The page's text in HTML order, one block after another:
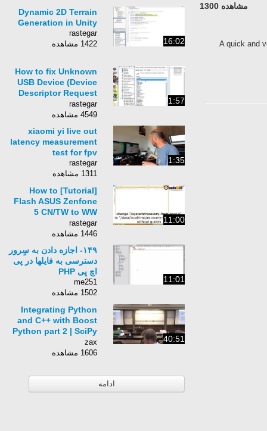
مشاهده 1300
A quick and
16:02
Dynamic 2D Terrain
Generation in Unity
rastegar
1422 مشاهده
1:57
How to fix Unknown
USB Device (Device
Descriptor Request
Failed) - USB device
not recognized
rastegar
4549 مشاهده
1:35
xiaomi yi live out
latency measurement
test for fpv
rastegar
1311 مشاهده
11:00
[Tutorial] How to
Flash ASUS Zenfone
5 CN/TW to WW
Firmware [EN]
rastegar
1446 مشاهده
11:01
۱۴۹- اجازه دادن به سٍرور
دسترسی به فایلها در پی
اچ پی PHP
me251
1502 مشاهده
40:51
Integrating Python
and C++ with Boost
Python part 2 | SciPy
2014 | Austin
Bingham
zax
1606 مشاهده
ادامه